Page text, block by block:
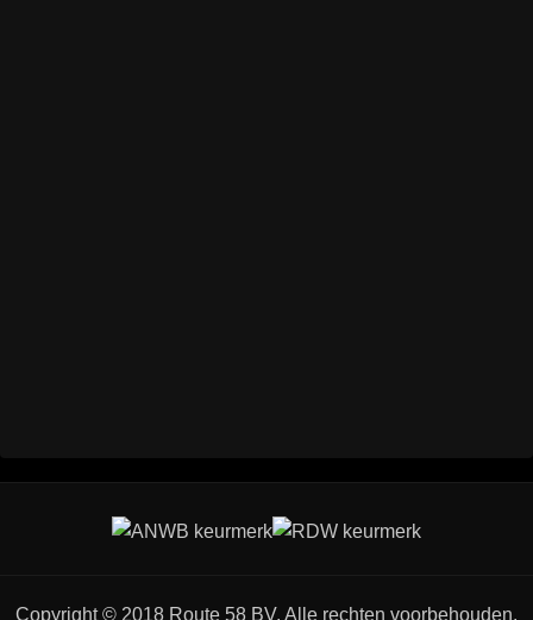
Copyright © 2018 Route 58 BV. Alle rechten voorbehouden.